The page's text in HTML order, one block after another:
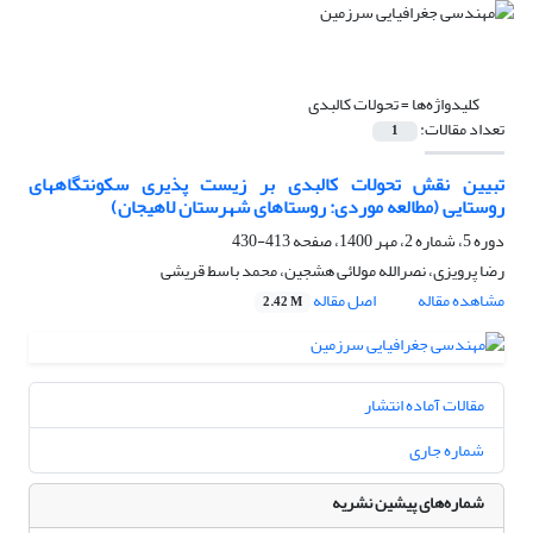
کلیدواژه‌ها =تحولات کالبدی
تعداد مقالات: 1
تبیین نقش تحولات کالبدی بر زیست پذیری سکونتگاههای
روستایی (مطالعه موردی: روستاهای شهرستان لاهیجان)
دوره 5، شماره 2، مهر 1400، صفحه
413-430
رضا پرویزی، نصرالله مولائی هشجین، محمد باسط قریشی
مشاهده مقاله
اصل مقاله 2.42 M
مقالات آماده انتشار
شماره جاری
شماره‌های پیشین نشریه